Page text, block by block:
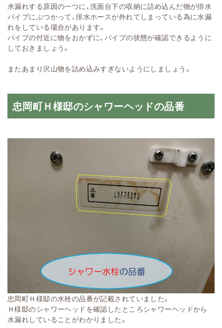
水漏れする原因の一つに、洗面台下の収納に詰め込んだ物が排水
パイプにぶつかって、排水ホースが外れてしまっている為に水漏
れをしている場合があります。
パイプの付近に物をおかずに、パイプの状態が確認できるように
しておきましょう。
またあまり沢山物を詰め込みすぎないようにしましょう。
忠岡町Ｈ様邸のシャワーヘッドの品番
忠岡町Ｈ様邸の水栓の品番が記載されていました。
Ｈ様邸のシャワーヘッドを確認したところシャワーヘッドから
水漏れしていることがわかりました。